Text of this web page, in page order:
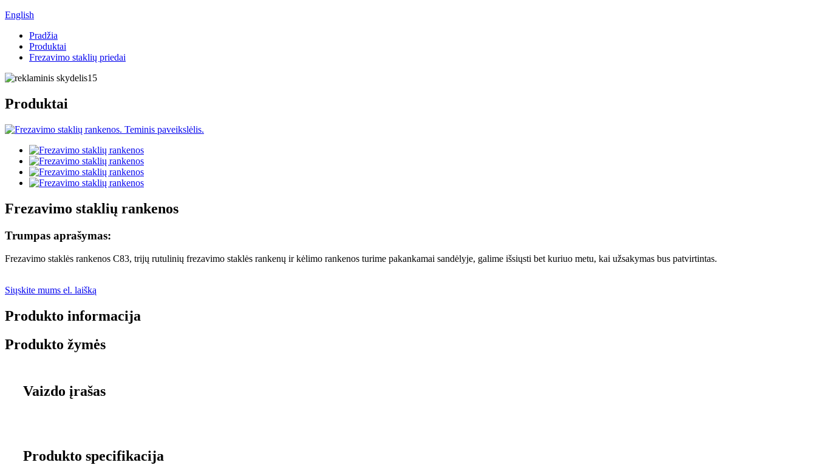
English
Pradžia
Produktai
Frezavimo staklių priedai
Produktai
Frezavimo staklių rankenos
Trumpas aprašymas:
Frezavimo staklės rankenos C83, trijų rutulinių frezavimo staklės rankenų ir kėlimo rankenos turime pakankamai sandėlyje, galime išsiųsti bet kuriuo metu, kai užsakymas bus patvirtintas.
Siųskite mums el. laišką
Produkto informacija
Produkto žymės
Vaizdo įrašas
Produkto specifikacija